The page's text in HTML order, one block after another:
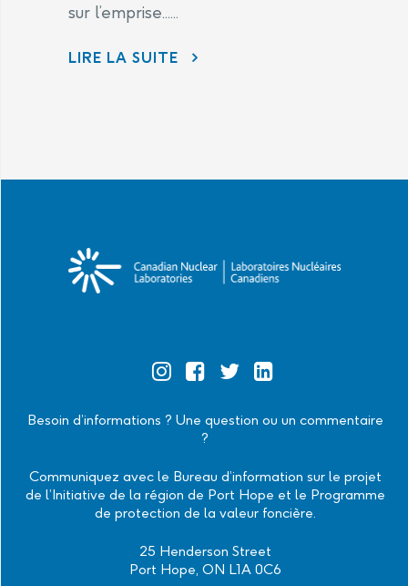
sur l’emprise......
LIRE LA SUITE AVIS DE TRAVAUX À VENIR – TRAVAUX SUR L’EMPRISE ROUTIÈRE DU CHEMIN BRAND
Besoin d’informations ? Une question ou un commentaire
?
Communiquez avec le Bureau d’information sur le projet
de l’Initiative de la région de Port Hope et le Programme
de protection de la valeur foncière.
25 Henderson Street
Port Hope, ON L1A 0C6